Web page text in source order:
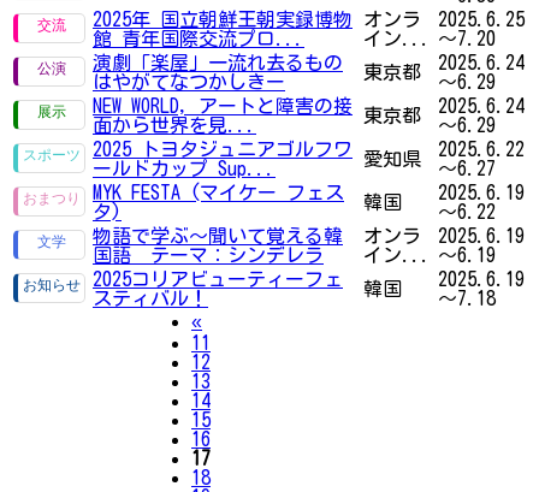
2025年 国立朝鮮王朝実録博物
館 青年国際交流プロ...
オンラ
イン...
2025.6.25
～7.20
演劇「楽屋」一流れ去るもの
はやがてなつかしきー
東京都
2025.6.24
～6.29
NEW WORLD, アートと障害の接
面から世界を見...
東京都
2025.6.24
～6.29
2025 トヨタジュニアゴルフワ
ールドカップ Sup...
愛知県
2025.6.22
～6.27
MYK FESTA (マイケー フェス
タ)
韓国
2025.6.19
～6.22
物語で学ぶ～聞いて覚える韓
国語 テーマ：シンデレラ
オンラ
イン...
2025.6.19
～6.19
2025コリアビューティーフェ
スティバル！
韓国
2025.6.19
～7.18
«Previous
11
12
13
14
15
16
17
18